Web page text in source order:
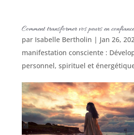
Comment transformer vos peurs en
par Isabelle Bertholin | Jan 26,
manifestation consciente :
personnel, spirituel et